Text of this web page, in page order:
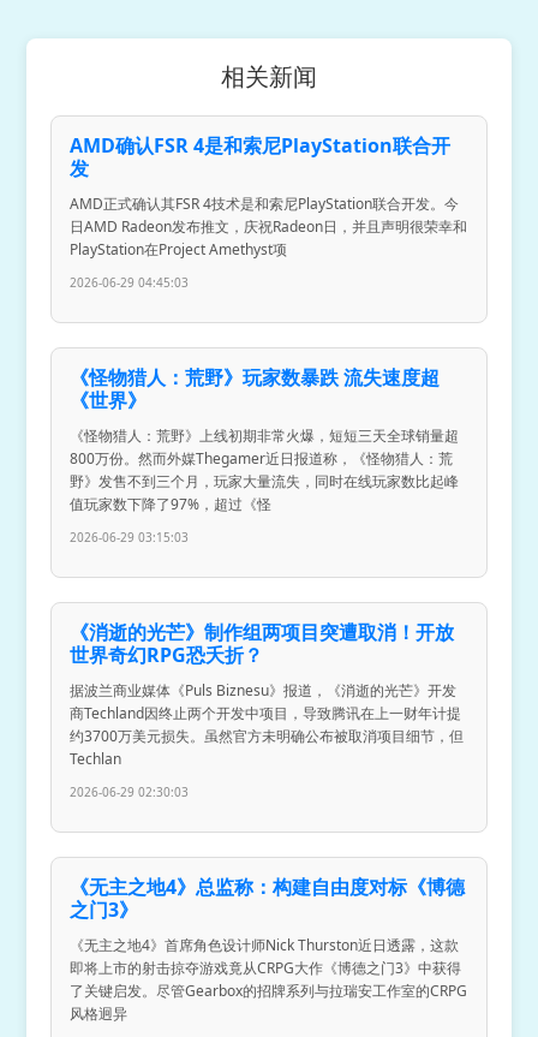
相关新闻
AMD确认FSR 4是和索尼PlayStation联合开
发
AMD正式确认其FSR 4技术是和索尼PlayStation联合开发。今
日AMD Radeon发布推文，庆祝Radeon日，并且声明很荣幸和
PlayStation在Project Amethyst项
2026-06-29 04:45:03
《怪物猎人：荒野》玩家数暴跌 流失速度超
《世界》
《怪物猎人：荒野》上线初期非常火爆，短短三天全球销量超
800万份。然而外媒Thegamer近日报道称，《怪物猎人：荒
野》发售不到三个月，玩家大量流失，同时在线玩家数比起峰
值玩家数下降了97%，超过《怪
2026-06-29 03:15:03
《消逝的光芒》制作组两项目突遭取消！开放
世界奇幻RPG恐夭折？
据波兰商业媒体《Puls Biznesu》报道，《消逝的光芒》开发
商Techland因终止两个开发中项目，导致腾讯在上一财年计提
约3700万美元损失。虽然官方未明确公布被取消项目细节，但
Techlan
2026-06-29 02:30:03
《无主之地4》总监称：构建自由度对标《博德
之门3》
《无主之地4》首席角色设计师Nick Thurston近日透露，这款
即将上市的射击掠夺游戏竟从CRPG大作《博德之门3》中获得
了关键启发。尽管Gearbox的招牌系列与拉瑞安工作室的CRPG
风格迥异